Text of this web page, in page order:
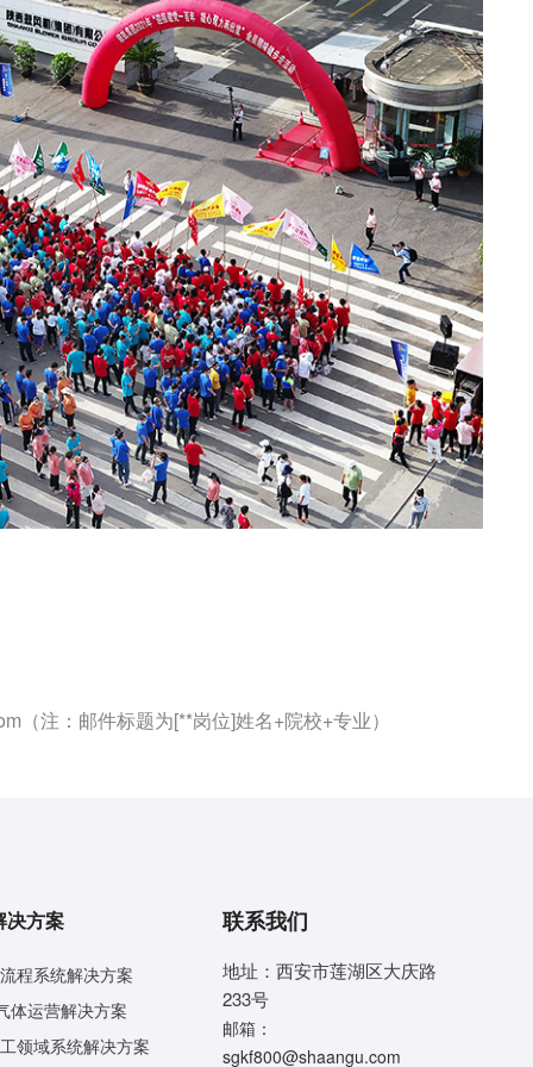
（注：邮件标题为[**岗位]姓名+院校+专业）
决方案
程系统解决方案
体运营解决方案
领域系统解决方案
联系我们
地址：西安市莲湖区大庆路
233号
邮箱：
sgkf800@shaangu.com